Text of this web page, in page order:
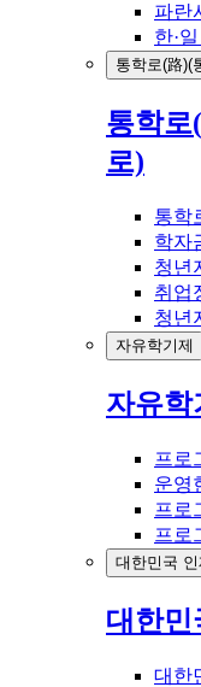
파란
한·
통학로(路)(
통학로
로)
통학
학자
청년
취업
청년
자유학기제
자유학
프로
운영
프로
프로
대한민국
대한민
대한